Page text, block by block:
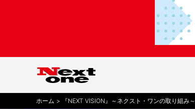
ホーム 『NEXT VISION』～ネクスト・ワンの取り組み～